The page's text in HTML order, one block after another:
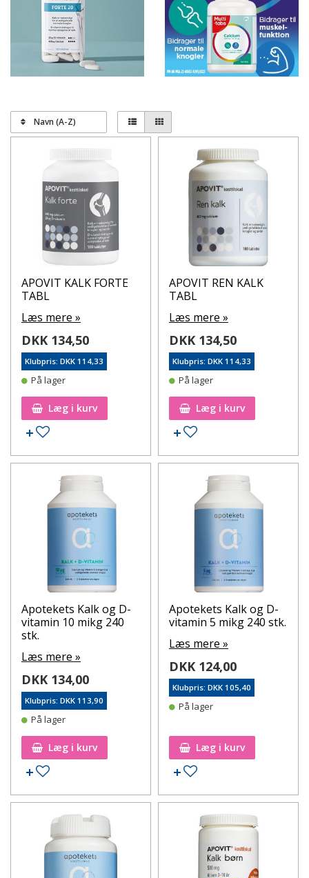
Navn (A-Z)
APOVIT KALK FORTE
TABL
Læs mere »
DKK 134,50
Klubpris: DKK 114,33
På lager
Læg i kurv
Tilføj til ønskeseddel
APOVIT REN KALK
TABL
Læs mere »
DKK 134,50
Klubpris: DKK 114,33
På lager
Læg i kurv
Tilføj til ønskeseddel
Apotekets Kalk og D-
vitamin 10 mikg 240
stk.
Læs mere »
DKK 134,00
Klubpris: DKK 113,90
På lager
Læg i kurv
Tilføj til ønskeseddel
Apotekets Kalk og D-
vitamin 5 mikg 240 stk.
Læs mere »
DKK 124,00
Klubpris: DKK 105,40
På lager
Læg i kurv
Tilføj til ønskeseddel